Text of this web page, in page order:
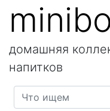
домашняя
напитков